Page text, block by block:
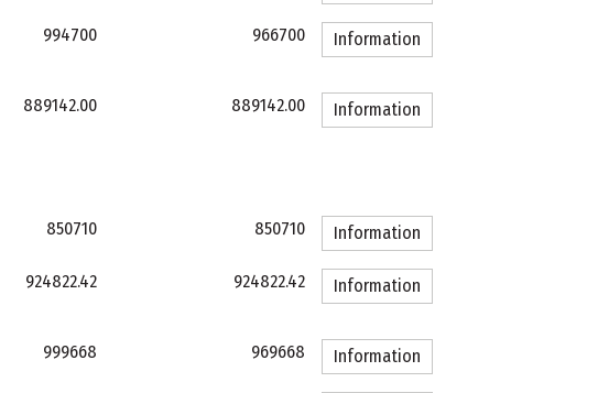
994700 966700 Information
889142.00 889142.00 Information
850710 850710 Information
924822.42 924822.42 Information
999668 969668 Information